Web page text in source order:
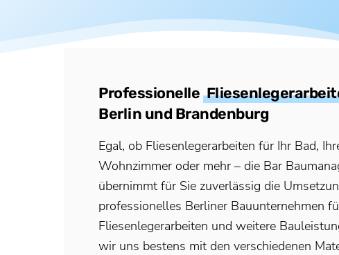
Professionelle
Berlin und Brandenburg
Egal, ob Fliesenlegerarbeiten für Ihr Bad,
Wohnzimmer oder mehr – die Bar
übernimmt für Sie zuverlässig die
professionelles Berliner Bauunternehmen
Fliesenlegerarbeiten und weitere
wir uns bestens mit den verschiedenen